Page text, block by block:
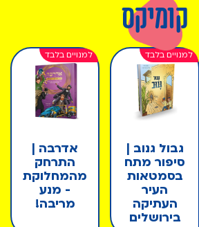
קומיקס
גבול גנוב |
סיפור מתח
בסמטאות
העיר
העתיקה
בירושלים
אדרבה |
התרחק
מהמחלוקת
- מנע
מריבה!